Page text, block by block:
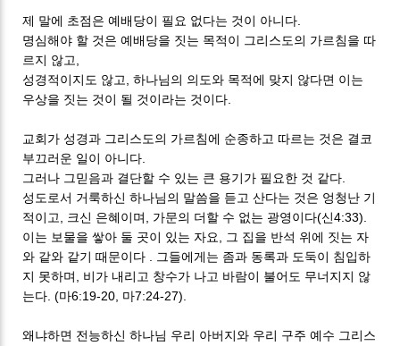
제 말에 초점은 예배당이 필요 없다는 것이 아니다.
명심해야 할 것은 예배당을 짓는 목적이 그리스도의 가르침을 따
르지 않고,
성경적이지도 않고, 하나님의 의도와 목적에 맞지 않다면 이는
우상을 짓는 것이 될 것이라는 것이다.
교회가 성경과 그리스도의 가르침에 순종하고 따르는 것은 결코
부끄러운 일이 아니다.
그러나 그믿음과 결단할 수 있는 큰 용기가 필요한 것 같다.
성도로서 거룩하신 하나님의 말씀을 듣고 산다는 것은 엉청난 기
적이고, 크신 은혜이며, 가문의 더할 수 없는 광영이다(신4:33).
이는 보물을 쌓아 둘 곳이 있는 자요, 그 집을 반석 위에 짓는 자
와 같와 같기 때문이다 . 그들에게는 좀과 동록과 도둑이 침입하
지 못하며, 비가 내리고 창수가 나고 바람이 불어도 무너지지 않
는다. (마6:19-20, 마7:24-27).
왜냐하면 전능하신 하나님 우리 아버지와 우리 구주 예수 그리스